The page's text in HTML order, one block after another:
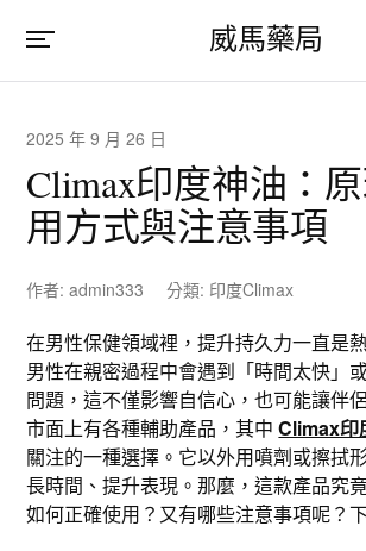
威馬藥局
2025 年 9 月 26 日
Climax印度神油：
用方式與注意事項
作者:admin333 分類: 印度Climax
在男性保健領域裡，提升持久力一直是
男性在親密過程中會遇到「時間太快」
問題，這不僅影響自信心，也可能讓伴
市面上有各種輔助產品，其中Climax印
關注的一種選擇。它以外用噴劑或擦拭
長時間、提升表現。那麼，這款產品究
如何正確使用？又有哪些注意事項呢？